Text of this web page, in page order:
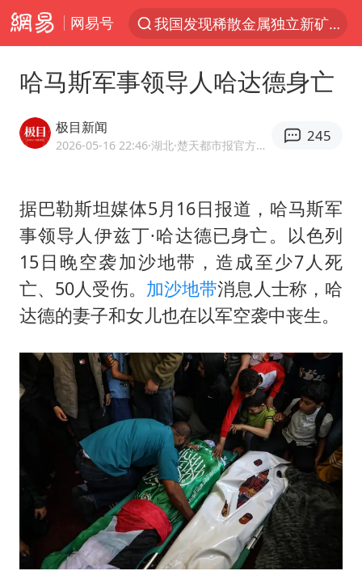
网易号
台风“白海豚”登陆 各地各部门全力应对
小沈阳加盟《披荆斩棘》
朱一龙的鼻子怎么了
三预警齐发 11个省份有大到暴雨
上海地铁4条线路全线停运
上海鼓励居家办公
4.2平卫生间补漏注胶花1.55万
5万小车卖不动 微型代步车集体遇冷
白海豚路径图
周星驰妈妈现身香港首映礼
56岁刘奕君跟13岁女儿合跳
大疆错失宇树
哈马斯军事领导人哈达德身亡
极目新闻
2026-05-16 22:46·湖北 ·楚天都市报官方网易号
245
据巴勒斯坦媒体5月16日报道， 哈马斯军
事领导人伊兹丁·哈达德已身亡。以色列
15日晚空袭加沙地带，造成至少7人死
亡、50人受伤。 加沙地带消息人士称，哈
达德的妻子和女儿也在以军空袭中丧生。